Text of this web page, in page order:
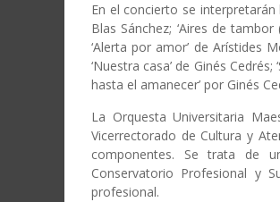
En el concierto se interpretarán
Blas Sánchez; ‘Aires de
‘Alerta por amor’ de Arístides
‘Nuestra casa’ de Ginés
hasta el amanecer’ por Ginés
La Orquesta Universitaria
Vicerrectorado de Cultura y
componentes. Se trata de
Conservatorio Profesional y
profesional.